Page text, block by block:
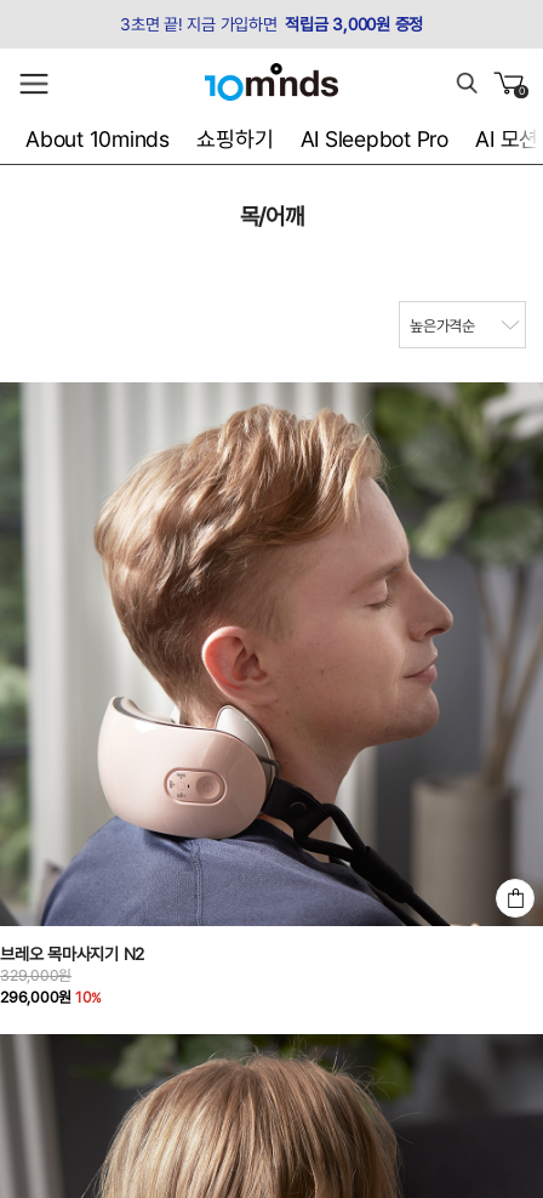
3초면 끝! 지금 가입하면 적립금 3,000원 증정
0
About 10minds 쇼핑하기 AI Sleepbot Pro AI 모션
목/어깨
브레오 목마사지기 N2
329,000원
296,000원 10